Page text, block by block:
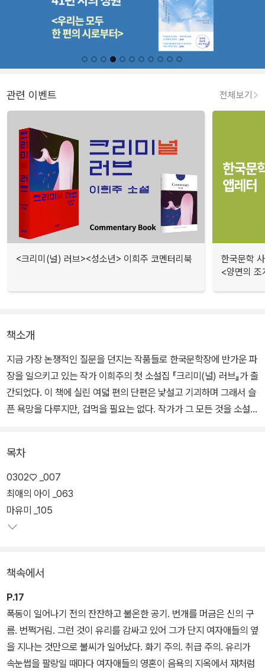
관련 이벤트 전체보기
<크리미(널) 러브><성소년> 이희주 코멘터리북
한국문학
<양면의 조
책소개
지금 가장 논쟁적인 질문을 던지는 작품들로 한국문학장에 반가운 파
장을 일으키고 있는 작가 이희주의 첫 소설집 『크리미(널) 러브』가 출
간되었다. 이 책에 실린 여덟 편의 단편은 낯설고 기괴하며 그래서 슬
픈 욕망을 다루지만, 겁먹을 필요는 없다. 작가가 그 모든 것을 소설
는 읽는 이로서 인간 내면의 어두운 구석구석을 자유롭게 탐방하기만
하면 된다. 어느 순간에는 책 속에서 자기 자신의 비밀스러운 욕망을
닮은 마음을 발견하고 조용히 기뻐하게 될지도 모른다.
이희주의 인물들은 미적 감식안이 극도로 발달되어 있고, 그로 인해
쏟아붓기 때문이다. 그 예민한 감식안을 충족시키는 상대는 극히 드
물고, 이희주의 인물들은 세간의 시선에 사랑의 대상으로 부적절하게
여겨지는 존재마저도 갈구하기에 이른다. 그렇게 소설은 자기 파괴와
세계의 파국을 향해 치닫는데, 그 흐름에 작가의 유미주의적 작품관
과 수려하고도 독창적인 문체가 어우러져 폭발적인 시너지가 발생한
다.
목차
0302♡ _007
최애의 아이 _063
마유미 _105
책속에서
P.17
폭동이 일어나기 전의 잔잔하고 불온한 공기. 번개를 머금은 신의 구
름. 번쩍거림. 그런 것이 유리를 감싸고 있어 그가 단지 여자애들의 옆
을 지나는 것만으로 불씨가 일어났다. 화기 주의. 취급 주의. 유리가
속눈썹을 팔랑일 때마다 여자애들의 영혼이 음욕의 지옥에서 재처럼